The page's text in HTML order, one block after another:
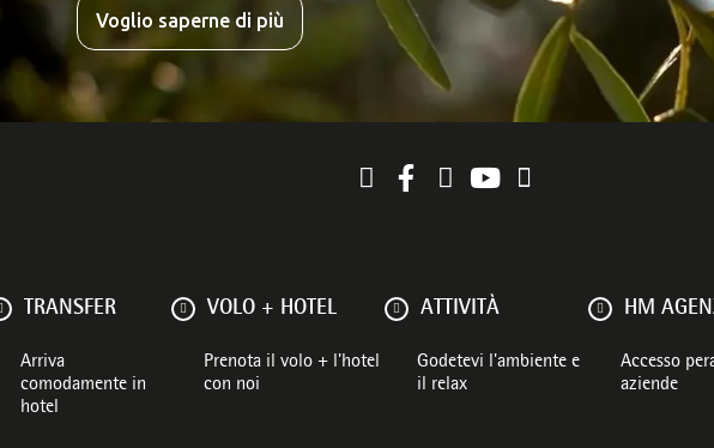
Voglio saperne di più
TRANSFER
Arriva
comodamente in
hotel
VOLO + HOTEL
Prenota il volo + l'hotel
con noi
ATTIVITÀ
Godetevi l'ambiente e
il relax
HM
Accesso
aziende